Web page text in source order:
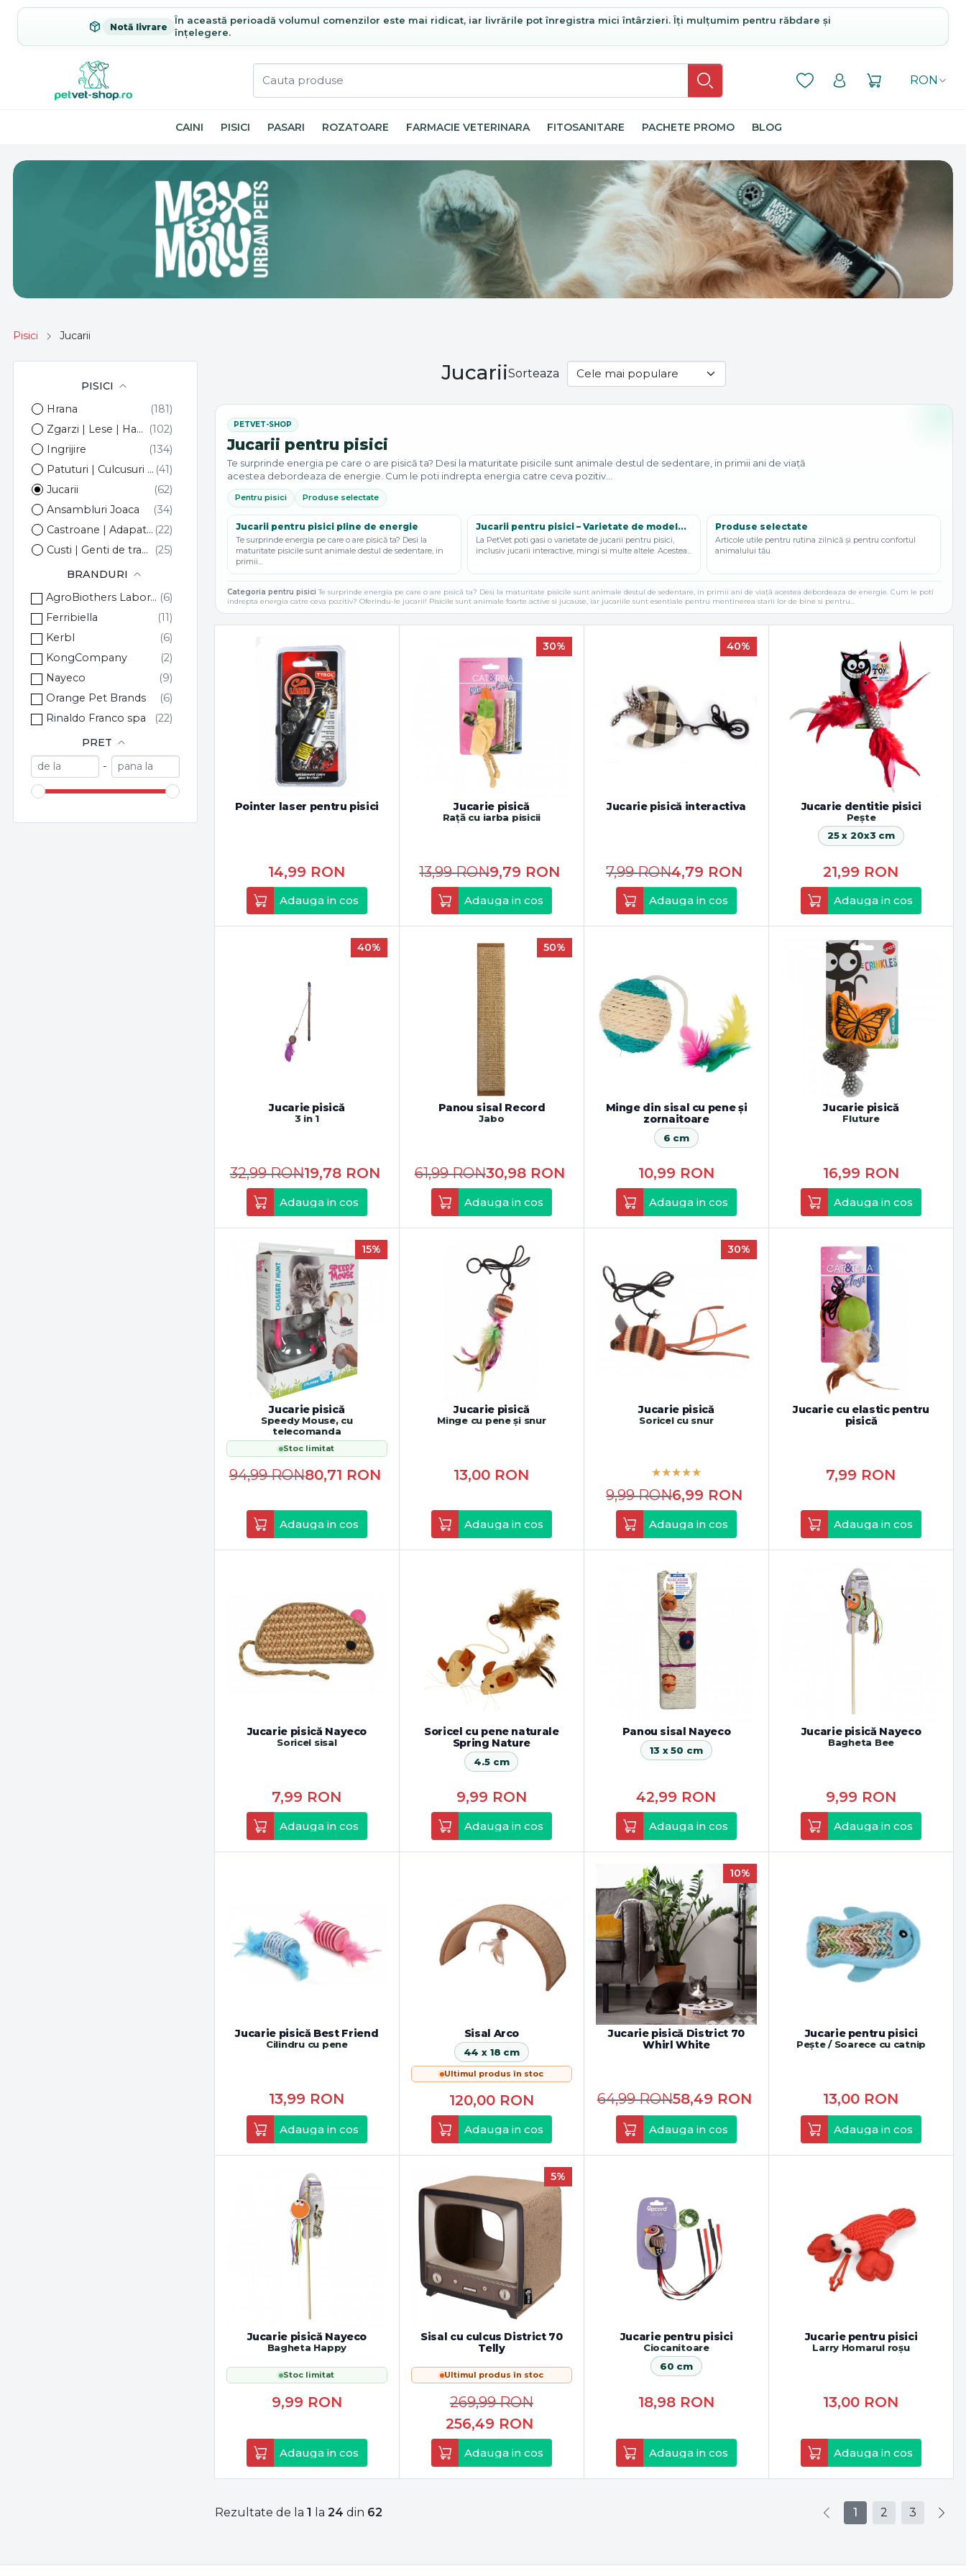
Notă livrare
În această perioadă volumul comenzilor este mai ridicat, iar livrările pot înregistra mici întârzieri. Îți mulțumim pentru răbdare și
înțelegere.
RON
CAINI PISICI PASARI ROZATOARE FARMACIE VETERINARA FITOSANITARE PACHETE PROMO BLOG
Pisici Jucarii
PISICI
Hrana
Zgarzi | Lese | Hamuri
Ingrijire
Patuturi | Culcusuri | Saltele
Jucarii
Ansambluri Joaca
Castroane | Adapatori
Custi | Genti de transport
BRANDURI
AgroBiothers Laboratoire
Ferribiella
Kerbl
KongCompany
Nayeco
Orange Pet Brands
Rinaldo Franco spa
PRET
-
JucariiSorteaza
Jucarii pentru pisici
Te surprinde energia pe care o are pisică ta? Desi la maturitate pisicile sunt animale destul de sedentare, in primii ani de viață
acestea debordeaza de energie. Cum le poti indrepta energia catre ceva pozitiv...
Pentru pisici Produse selectate
Jucarii pentru pisici pline de energie
Te surprinde energia pe care o are pisică ta? Desi la
maturitate pisicile sunt animale destul de sedentare, in
primii...
Jucarii pentru pisici – Varietate de model...
La PetVet poti gasi o varietate de jucarii pentru pisici,
inclusiv jucarii interactive, mingi si multe altele. Acestea...
Produse selectate
Articole utile pentru rutina zilnică și pentru confortul
animalului tău.
Categoria pentru pisici Te surprinde energia pe care o are pisică ta? Desi la maturitate pisicile sunt animale destul de sedentare, in primii ani de viață acestea debordeaza de energie. Cum le poti
indrepta energia catre ceva pozitiv? Oferindu-le jucarii! Pisicile sunt animale foarte active si jucause, iar jucariile sunt esentiale pentru mentinerea starii lor de bine si pentru...
Pointer laser pentru pisici
14,99 RON
Adauga in cos
30%
Jucarie pisică
Rață cu iarba pisicii
9,79 RON
13,99RON
Adauga in cos
40%
Jucarie pisică interactiva
4,79 RON
7,99RON
Adauga in cos
Jucarie dentitie pisici
Pește
25 x 20x3 cm
21,99 RON
Adauga in cos
40%
Jucarie pisică
3 in 1
19,78 RON
32,99RON
Adauga in cos
50%
Panou sisal Record
Jabo
30,98 RON
61,99RON
Adauga in cos
Minge din sisal cu pene și
zornaitoare
6 cm
10,99 RON
Adauga in cos
Jucarie pisică
Fluture
16,99 RON
Adauga in cos
15%
Jucarie pisică
Speedy Mouse, cu
telecomanda
Stoc limitat
80,71 RON
94,99RON
Adauga in cos
Jucarie pisică
Minge cu pene și snur
13,00 RON
Adauga in cos
30%
Jucarie pisică
Soricel cu snur
6,99 RON
9,99RON
Adauga in cos
Jucarie cu elastic pentru
pisică
7,99 RON
Adauga in cos
Jucarie pisică Nayeco
Soricel sisal
7,99 RON
Adauga in cos
Soricel cu pene naturale
Spring Nature
4.5 cm
9,99 RON
Adauga in cos
Panou sisal Nayeco
13 x 50 cm
42,99 RON
Adauga in cos
Jucarie pisică Nayeco
Bagheta Bee
9,99 RON
Adauga in cos
Jucarie pisică Best Friend
Cilindru cu pene
13,99 RON
Adauga in cos
Sisal Arco
44 x 18 cm
Ultimul produs în stoc
120,00 RON
Adauga in cos
10%
Jucarie pisică District 70
Whirl White
58,49 RON
64,99RON
Adauga in cos
Jucarie pentru pisici
Pește / Soarece cu catnip
13,00 RON
Adauga in cos
Jucarie pisică Nayeco
Bagheta Happy
Stoc limitat
9,99 RON
Adauga in cos
5%
Sisal cu culcus District 70
Telly
Ultimul produs în stoc
256,49 RON
269,99RON
Adauga in cos
Jucarie pentru pisici
Ciocanitoare
60 cm
18,98 RON
Adauga in cos
Jucarie pentru pisici
Larry Homarul roșu
13,00 RON
Adauga in cos
Rezultate de la 1 la 24 din 62 1 2 3